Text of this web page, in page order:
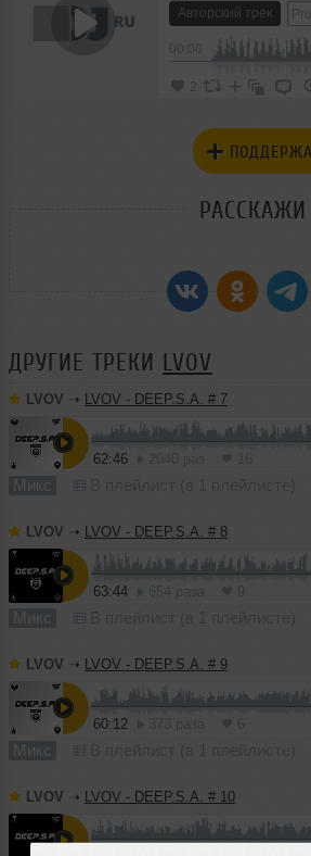
Авторский трек
2
ДРУГИЕ ТРЕКИ LVOV
LVOV ➝ LVOV - DEEP.S.A. # 7
62:46
Микс
LVOV ➝ LVOV - DEEP.S.A. # 8
63:44
Микс
LVOV ➝ LVOV - DEEP.S.A. # 9
60:12
Микс
LVOV ➝ LVOV - DEEP.S.A. # 10